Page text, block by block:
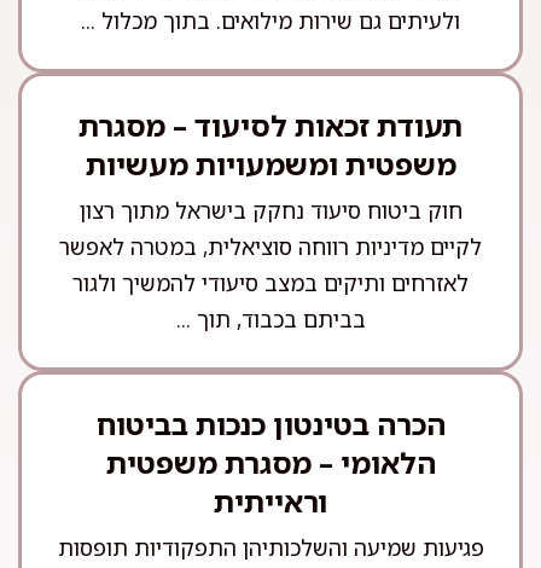
ולעיתים גם שירות מילואים. בתוך מכלול ...
תעודת זכאות לסיעוד – מסגרת
משפטית ומשמעויות מעשיות
חוק ביטוח סיעוד נחקק בישראל מתוך רצון
לקיים מדיניות רווחה סוציאלית, במטרה לאפשר
לאזרחים ותיקים במצב סיעודי להמשיך ולגור
בביתם בכבוד, תוך ...
הכרה בטינטון כנכות בביטוח
הלאומי – מסגרת משפטית
וראייתית
פגיעות שמיעה והשלכותיהן התפקודיות תופסות